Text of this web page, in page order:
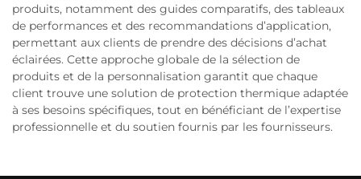
produits, notamment des guides comparatifs, des tableaux
de performances et des recommandations d’application,
permettant aux clients de prendre des décisions d’achat
éclairées. Cette approche globale de la sélection de
produits et de la personnalisation garantit que chaque
client trouve une solution de protection thermique adaptée
à ses besoins spécifiques, tout en bénéficiant de l’expertise
professionnelle et du soutien fournis par les fournisseurs.